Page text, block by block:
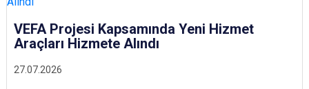
27.07.2026
VEFA Projesi Kapsamında Yeni Hizmet
Araçları Hizmete Alındı